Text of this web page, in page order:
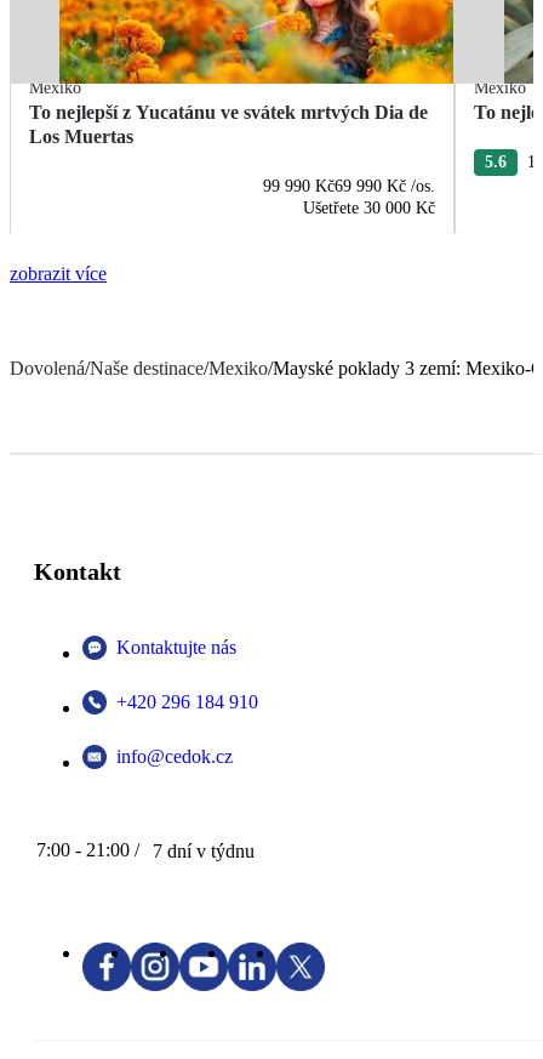
Mexiko
To nejlepší z Yucatánu ve svátek mrtvých Dia de
Los Muertas
99 990 Kč69 990 Kč /os.
Ušetřete 30 000 Kč
Mexiko
To
5.6
zobrazit více
Dovolená/Naše destinace/Mexiko/Mayské poklady 3 zemí: Mexiko-
Kontakt
Kontaktujte nás
+420 296 184 910
info@cedok.cz
7:00 - 21:00 / 7 dní v týdnu